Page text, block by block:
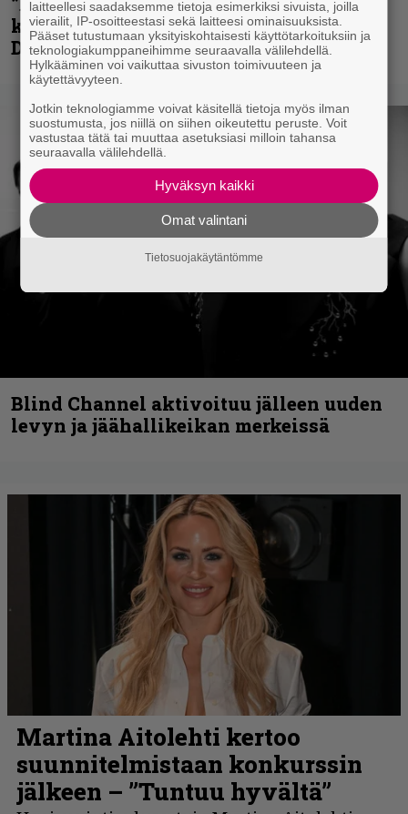
katkeruutta siitä, ettei ollut mukana
Deathin debyytillä
Blind Channel aktivoituu jälleen uuden
levyn ja jäähallikeikan merkeissä
laitteellesi saadaksemme tietoja esimerkiksi sivuista, joilla
vierailit, IP-osoitteestasi sekä laitteesi ominaisuuksista.
Pääset tutustumaan yksityiskohtaisesti käyttötarkoituksiin ja
teknologiakumppaneihimme seuraavalla välilehdellä.
Hylkääminen voi vaikuttaa sivuston toimivuuteen ja
käytettävyyteen.
Jotkin teknologiamme voivat käsitellä tietoja myös ilman
suostumusta, jos niillä on siihen oikeutettu peruste. Voit
vastustaa tätä tai muuttaa asetuksiasi milloin tahansa
seuraavalla välilehdellä.
Hyväksyn kaikki
Omat valintani
Tietosuojakäytäntömme